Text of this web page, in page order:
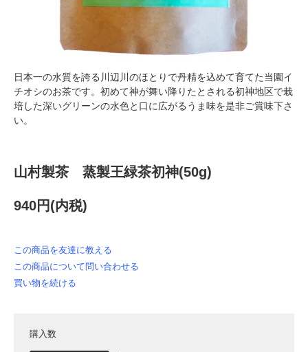
日本一の水質を誇る川辺川のほとりで丹精を込めて育てた当園イ
チオシのお茶です。初めて神が舞い降りたとされる初神地区で栽
培した深いグリーンの水色と口に広がるうま味を是非ご賞味下さ
い。
山村製茶 蒸製王緑茶初神(50g)
940円(内税)
この商品を友達に教える
この商品について問い合わせる
買い物を続ける
購入数